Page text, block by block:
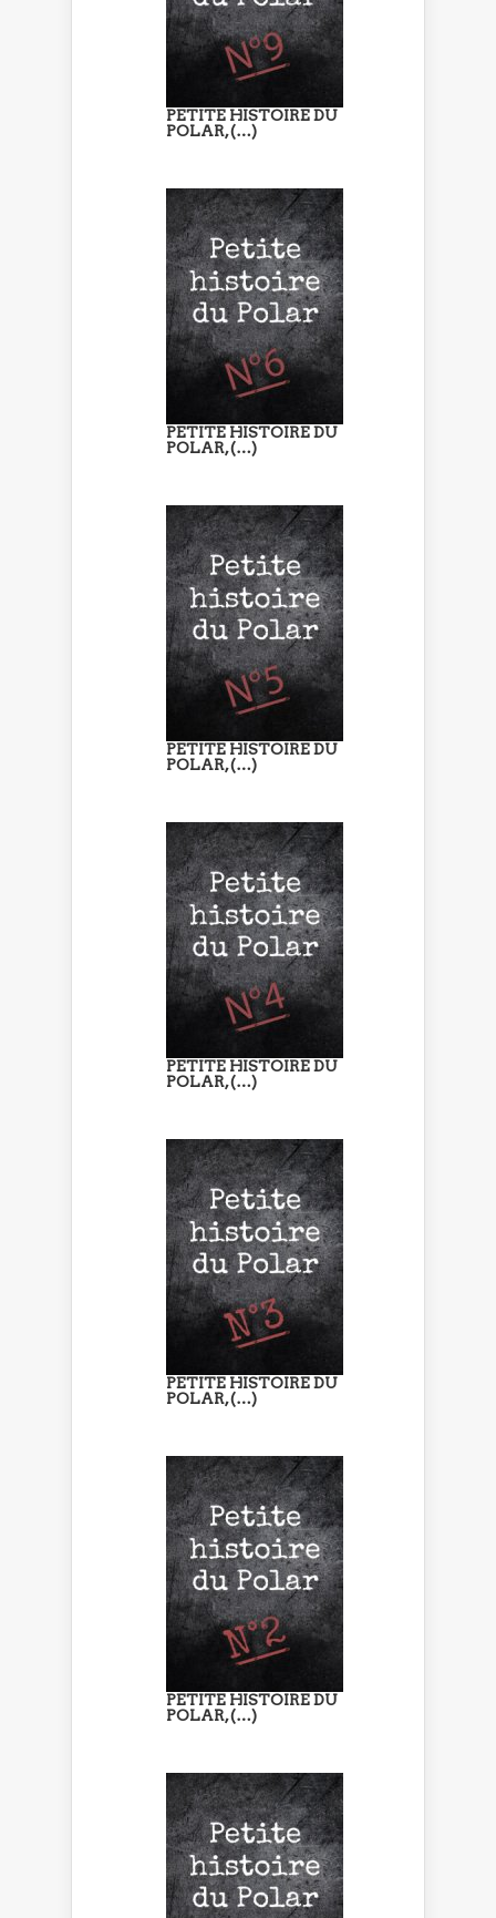
PETITE HISTOIRE DU
POLAR, (…)
PETITE HISTOIRE DU
POLAR, (…)
PETITE HISTOIRE DU
POLAR, (…)
PETITE HISTOIRE DU
POLAR, (…)
PETITE HISTOIRE DU
POLAR, (…)
PETITE HISTOIRE DU
POLAR, (…)